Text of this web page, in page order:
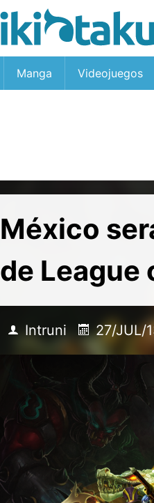
Manga Videojuegos
México
de League
Intruni 27/JUL/